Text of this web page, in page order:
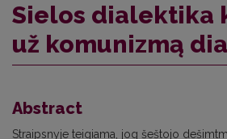
Sielos dialektika
už komunizmą
Abstract
Straipsnyje teigiama, jog šeštojo